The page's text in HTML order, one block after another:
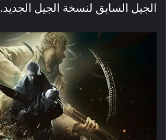
الجيل السابق لنسخة الجيل الجديد.